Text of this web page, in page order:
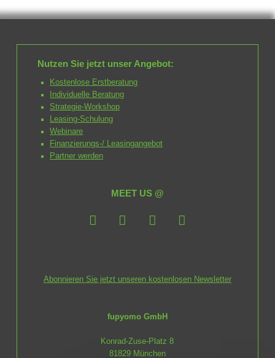
Nutzen Sie jetzt unser Angebot:
Kostenlose Erstberatung
Individuelle Beratung
Strategie-Workshop
Leasing-Schulung
Webinare
Finanzierungs-/ Leasingangebot
Partner werden
MEET US @
Abonnieren Sie jetzt unseren kostenlosen Newsletter
fupyomo GmbH
Konrad-Zuse-Platz 8
81829 München